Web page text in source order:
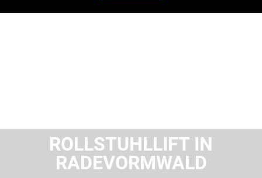
ROLLSTUHLLIFT IN
RADEVORMWALD